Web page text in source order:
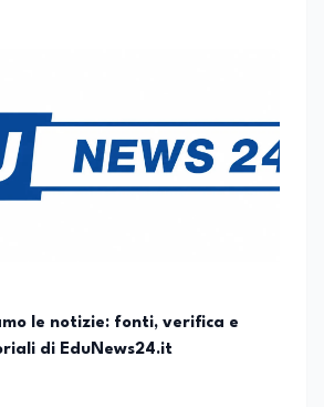
le notizie: fonti, verifica e
di EduNews24.it